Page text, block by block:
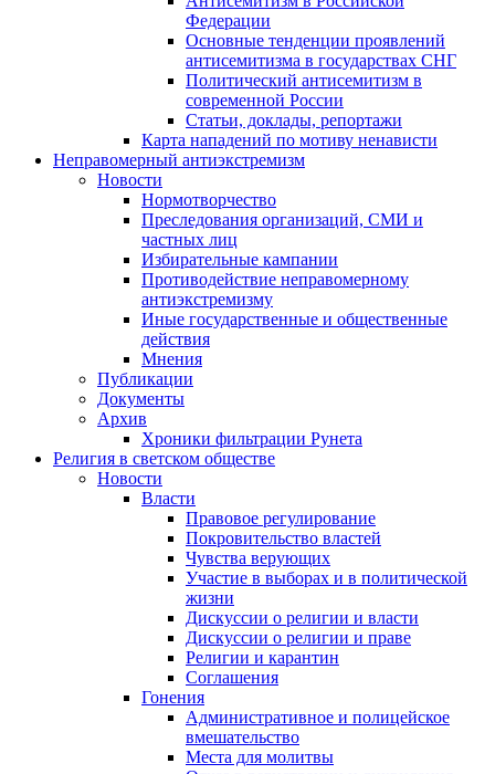
Федерации
Основные тенденции проявлений
антисемитизма в государствах СНГ
Политический антисемитизм в
современной России
Статьи, доклады, репортажи
Карта нападений по мотиву ненависти
Неправомерный антиэкстремизм
Новости
Нормотворчество
Преследования организаций, СМИ и
частных лиц
Избирательные кампании
Противодействие неправомерному
антиэкстремизму
Иные государственные и общественные
действия
Мнения
Публикации
Документы
Архив
Хроники фильтрации Рунета
Религия в светском обществе
Новости
Власти
Правовое регулирование
Покровительство властей
Чувства верующих
Участие в выборах и в политической
жизни
Дискуссии о религии и власти
Дискуссии о религии и праве
Религии и карантин
Соглашения
Гонения
Административное и полицейское
вмешательство
Места для молитвы